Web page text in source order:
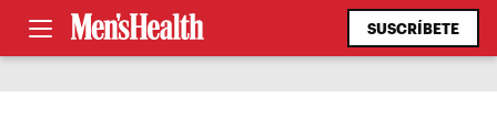
SUSCRÍBETE